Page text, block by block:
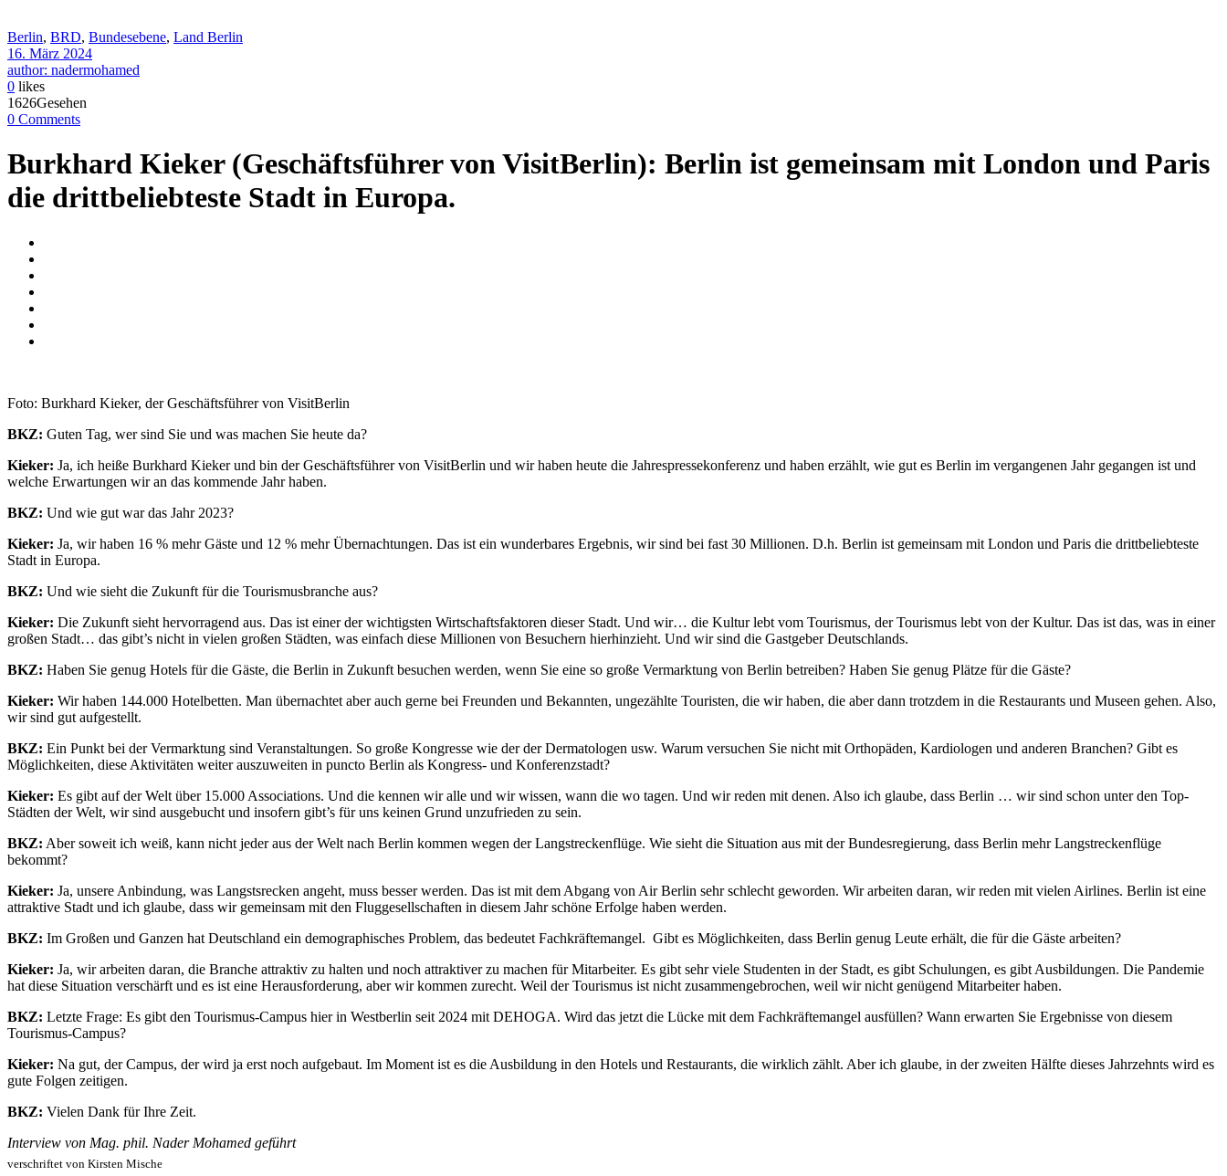
Berlin, BRD, Bundesebene, Land Berlin
16. März 2024
author: nadermohamed
0 likes
1626Gesehen
0 Comments
Burkhard Kieker (Geschäftsführer von VisitBerlin): Berlin ist gemeinsam mit London und Paris
die drittbeliebteste Stadt in Europa.
Foto: Burkhard Kieker, der Geschäftsführer von VisitBerlin
BKZ: Guten Tag, wer sind Sie und was machen Sie heute da?
Kieker: Ja, ich heiße Burkhard Kieker und bin der Geschäftsführer von VisitBerlin und wir haben heute die Jahrespressekonferenz und haben erzählt, wie gut es Berlin im vergangenen Jahr gegangen ist und
welche Erwartungen wir an das kommende Jahr haben.
BKZ: Und wie gut war das Jahr 2023?
Kieker: Ja, wir haben 16 % mehr Gäste und 12 % mehr Übernachtungen. Das ist ein wunderbares Ergebnis, wir sind bei fast 30 Millionen. D.h. Berlin ist gemeinsam mit London und Paris die drittbeliebteste
Stadt in Europa.
BKZ: Und wie sieht die Zukunft für die Tourismusbranche aus?
Kieker: Die Zukunft sieht hervorragend aus. Das ist einer der wichtigsten Wirtschaftsfaktoren dieser Stadt. Und wir… die Kultur lebt vom Tourismus, der Tourismus lebt von der Kultur. Das ist das, was in einer
großen Stadt… das gibt’s nicht in vielen großen Städten, was einfach diese Millionen von Besuchern hierhinzieht. Und wir sind die Gastgeber Deutschlands.
BKZ: Haben Sie genug Hotels für die Gäste, die Berlin in Zukunft besuchen werden, wenn Sie eine so große Vermarktung von Berlin betreiben? Haben Sie genug Plätze für die Gäste?
Kieker: Wir haben 144.000 Hotelbetten. Man übernachtet aber auch gerne bei Freunden und Bekannten, ungezählte Touristen, die wir haben, die aber dann trotzdem in die Restaurants und Museen gehen. Also,
wir sind gut aufgestellt.
BKZ: Ein Punkt bei der Vermarktung sind Veranstaltungen. So große Kongresse wie der der Dermatologen usw. Warum versuchen Sie nicht mit Orthopäden, Kardiologen und anderen Branchen? Gibt es
Möglichkeiten, diese Aktivitäten weiter auszuweiten in puncto Berlin als Kongress- und Konferenzstadt?
Kieker: Es gibt auf der Welt über 15.000 Associations. Und die kennen wir alle und wir wissen, wann die wo tagen. Und wir reden mit denen. Also ich glaube, dass Berlin … wir sind schon unter den Top-
Städten der Welt, wir sind ausgebucht und insofern gibt’s für uns keinen Grund unzufrieden zu sein.
BKZ: Aber soweit ich weiß, kann nicht jeder aus der Welt nach Berlin kommen wegen der Langstreckenflüge. Wie sieht die Situation aus mit der Bundesregierung, dass Berlin mehr Langstreckenflüge
bekommt?
Kieker: Ja, unsere Anbindung, was Langstsrecken angeht, muss besser werden. Das ist mit dem Abgang von Air Berlin sehr schlecht geworden. Wir arbeiten daran, wir reden mit vielen Airlines. Berlin ist eine
attraktive Stadt und ich glaube, dass wir gemeinsam mit den Fluggesellschaften in diesem Jahr schöne Erfolge haben werden.
BKZ: Im Großen und Ganzen hat Deutschland ein demographisches Problem, das bedeutet Fachkräftemangel. Gibt es Möglichkeiten, dass Berlin genug Leute erhält, die für die Gäste arbeiten?
Kieker: Ja, wir arbeiten daran, die Branche attraktiv zu halten und noch attraktiver zu machen für Mitarbeiter. Es gibt sehr viele Studenten in der Stadt, es gibt Schulungen, es gibt Ausbildungen. Die Pandemie
hat diese Situation verschärft und es ist eine Herausforderung, aber wir kommen zurecht. Weil der Tourismus ist nicht zusammengebrochen, weil wir nicht genügend Mitarbeiter haben.
BKZ: Letzte Frage: Es gibt den Tourismus-Campus hier in Westberlin seit 2024 mit DEHOGA. Wird das jetzt die Lücke mit dem Fachkräftemangel ausfüllen? Wann erwarten Sie Ergebnisse von diesem
Tourismus-Campus?
Kieker: Na gut, der Campus, der wird ja erst noch aufgebaut. Im Moment ist es die Ausbildung in den Hotels und Restaurants, die wirklich zählt. Aber ich glaube, in der zweiten Hälfte dieses Jahrzehnts wird es
gute Folgen zeitigen.
BKZ: Vielen Dank für Ihre Zeit.
Interview von Mag. phil. Nader Mohamed geführt
verschriftet von Kirsten Mische